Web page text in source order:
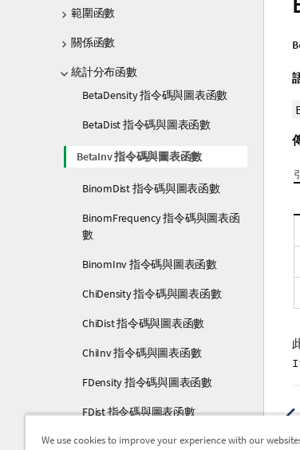
範圍函數
關係函數
統計分布函數
BetaDensity 指令碼與圖表函數
BetaDist 指令碼與圖表函數
BetaInv 指令碼與圖表函數
BinomDist 指令碼與圖表函數
BinomFrequency 指令碼與圖表函
數
BinomInv 指令碼與圖表函數
ChiDensity 指令碼與圖表函數
ChiDist 指令碼與圖表函數
ChiInv 指令碼與圖表函數
FDensity 指令碼與圖表函數
FDist 指令碼與圖表函數
FInv 指令碼與圖表函數
We use cookies to improve your experience with our